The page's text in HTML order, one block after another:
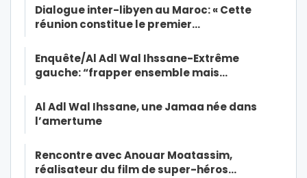
Dialogue inter-libyen au Maroc: « Cette
réunion constitue le premier…
Enquête/Al Adl Wal Ihssane-Extrême
gauche: “frapper ensemble mais…
Al Adl Wal Ihssane, une Jamaa née dans
l’amertume
Rencontre avec Anouar Moatassim,
réalisateur du film de super-héros…